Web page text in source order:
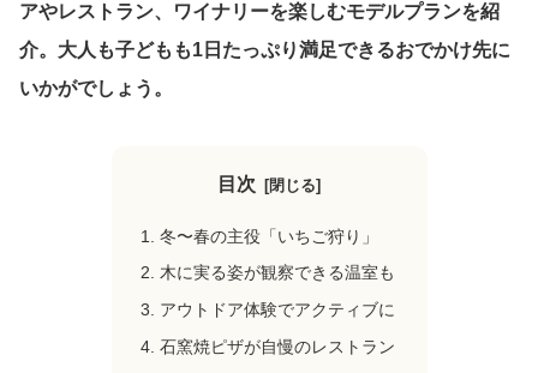
アやレストラン、ワイナリーを楽しむモデルプランを紹
介。大人も子どもも1日たっぷり満足できるおでかけ先に
いかがでしょう。
目次
冬〜春の主役「いちご狩り」
木に実る姿が観察できる温室も
アウトドア体験でアクティブに
石窯焼ピザが自慢のレストラン